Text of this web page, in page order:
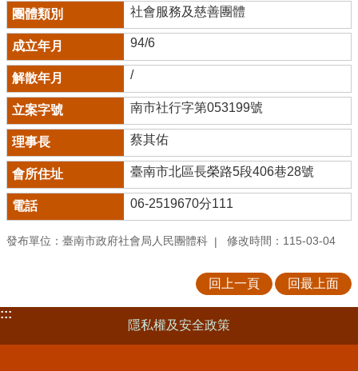
社會服務及慈善團體
94/6
/
南市社行字第053199號
蔡其佑
臺南市北區長榮路5段406巷28號
06-2519670分111
發布單位：臺南市政府社會局人民團體科 修改時間：115-03-04
回上一頁 回最上面
:::
隱私權及安全政策